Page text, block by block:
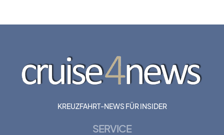
KREUZFAHRT-NEWS FÜR INSIDER
SERVICE